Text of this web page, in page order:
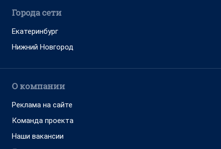
Города сети
Екатеринбург
Нижний Новгород
О компании
Реклама на сайте
Команда проекта
Наши вакансии